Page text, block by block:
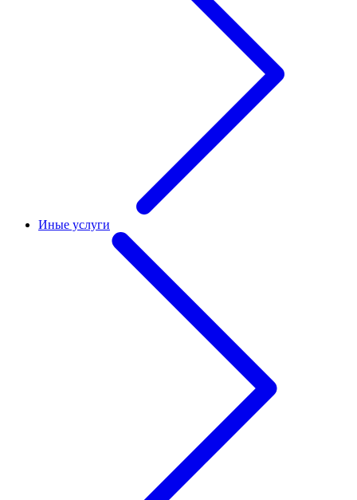
Иные услуги